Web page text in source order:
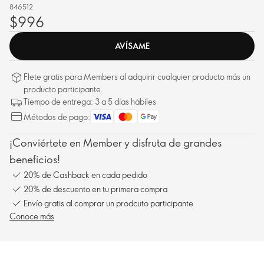
846512
$996
AVÍSAME
Flete gratis para Members al adquirir cualquier producto más un
producto participante.
Tiempo de entrega: 3 a 5 días hábiles
Métodos de pago:
¡Conviértete en Member y disfruta de grandes
beneficios!
20% de Cashback en cada pedido
20% de descuento en tu primera compra
Envío gratis al comprar un prodcuto participante
Conoce más